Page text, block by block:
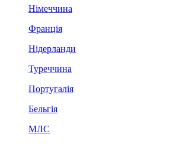
Німеччина
Франція
Нідерланди
Туреччина
Португалія
Бельгія
МЛС